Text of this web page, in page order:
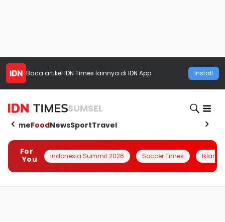
Baca artikel IDN Times lainnya di IDN App Install
SUMSEL
HomeFoodNewsSportTravel
For
You
Indonesia Summit 2026 Soccer Times Iklanin